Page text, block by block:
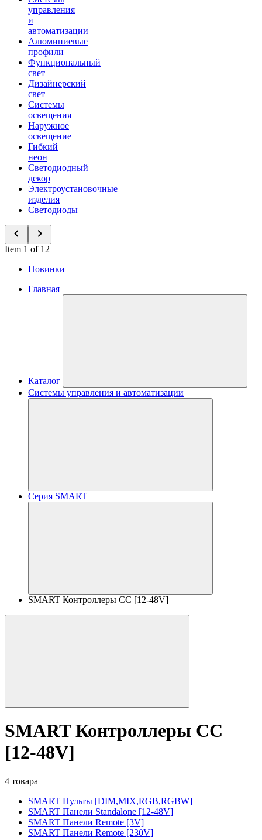
управления
и
автоматизации
Алюминиевые
профили
Функциональный
свет
Дизайнерский
свет
Системы
освещения
Наружное
освещение
Гибкий
неон
Светодиодный
декор
Электроустановочные
изделия
Светодиоды
Item 1 of 12
Новинки
Главная
Каталог
Системы управления и автоматизации
Серия SMART
SMART Контроллеры CC [12-48V]
SMART Контроллеры CC
[12-48V]
4 товара
SMART Пульты [DIM,MIX,RGB,RGBW]
SMART Панели Standalone [12-48V]
SMART Панели Remote [3V]
SMART Панели Remote [230V]